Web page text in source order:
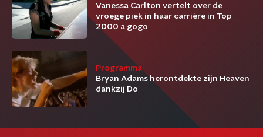
Vanessa Carlton vertelt over de
vroege piek in haar carrière in Top
2000 a gogo
Programma
Bryan Adams herontdekte zijn Heaven
dankzij Do